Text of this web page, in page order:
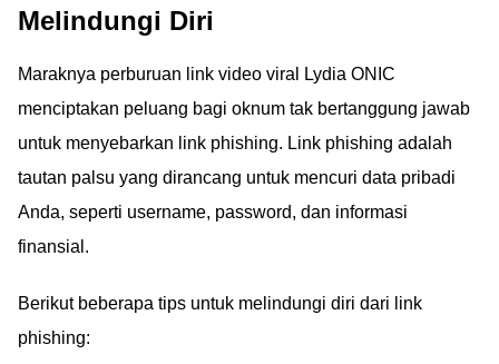
Melindungi Diri
Maraknya perburuan link video viral Lydia ONIC
menciptakan peluang bagi oknum tak bertanggung jawab
untuk menyebarkan link phishing. Link phishing adalah
tautan palsu yang dirancang untuk mencuri data pribadi
Anda, seperti username, password, dan informasi
finansial.
Berikut beberapa tips untuk melindungi diri dari link
phishing: